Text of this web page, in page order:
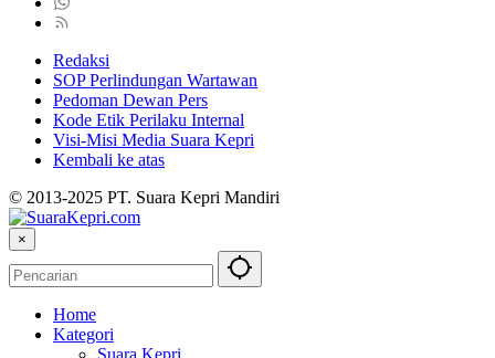
Redaksi
SOP Perlindungan Wartawan
Pedoman Dewan Pers
Kode Etik Perilaku Internal
Visi-Misi Media Suara Kepri
Kembali ke atas
© 2013-2025 PT. Suara Kepri Mandiri
×
Home
Kategori
Suara Kepri